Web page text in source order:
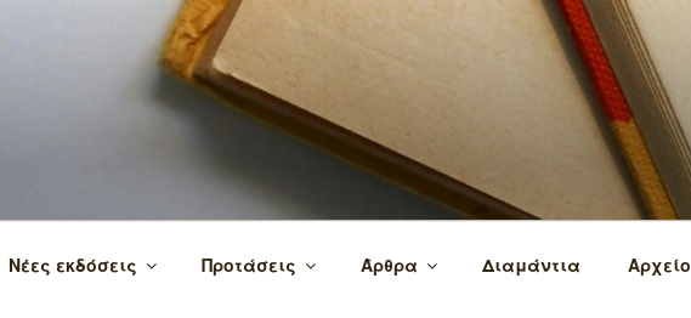
τα βιβλία και τη γνώση!
Νέες εκδόσεις Προτάσεις Άρθρα Διαμάντια Αρχείο